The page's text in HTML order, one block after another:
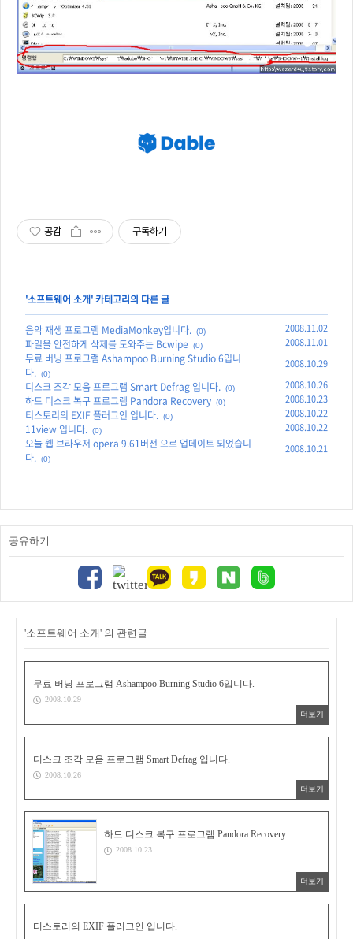
공감 구독하기
'소프트웨어 소개' 카테고리의 다른 글
음악 재생 프로그램 MediaMonkey입니다. (0) 2008.11.02
파일을 안전하게 삭제를 도와주는 Bcwipe (0) 2008.11.01
무료 버닝 프로그램 Ashampoo Burning Studio 6입니
다. (0)
2008.10.29
디스크 조각 모음 프로그램 Smart Defrag 입니다. (0) 2008.10.26
하드 디스크 복구 프로그램 Pandora Recovery (0) 2008.10.23
티스토리의 EXIF 플러그인 입니다. (0) 2008.10.22
11view 입니다. (0) 2008.10.22
오늘 웹 브라우저 opera 9.61버전 으로 업데이트 되었습니
다. (0)
2008.10.21
공유하기
'소프트웨어 소개' 의 관련글
무료 버닝 프로그램 Ashampoo Burning Studio 6입니다.
2008.10.29
더보기
디스크 조각 모음 프로그램 Smart Defrag 입니다.
2008.10.26
더보기
하드 디스크 복구 프로그램 Pandora Recovery
2008.10.23
더보기
티스토리의 EXIF 플러그인 입니다.